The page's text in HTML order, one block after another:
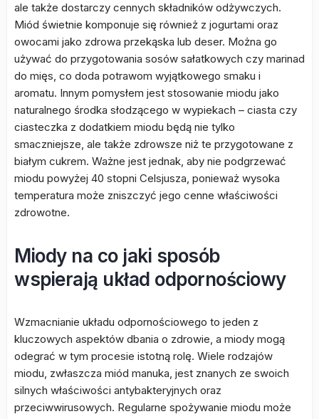
ale także dostarczy cennych składników odżywczych.
Miód świetnie komponuje się również z jogurtami oraz
owocami jako zdrowa przekąska lub deser. Można go
używać do przygotowania sosów sałatkowych czy marinad
do mięs, co doda potrawom wyjątkowego smaku i
aromatu. Innym pomysłem jest stosowanie miodu jako
naturalnego środka słodzącego w wypiekach – ciasta czy
ciasteczka z dodatkiem miodu będą nie tylko
smaczniejsze, ale także zdrowsze niż te przygotowane z
białym cukrem. Ważne jest jednak, aby nie podgrzewać
miodu powyżej 40 stopni Celsjusza, ponieważ wysoka
temperatura może zniszczyć jego cenne właściwości
zdrowotne.
Miody na co jaki sposób
wspierają układ odpornościowy
Wzmacnianie układu odpornościowego to jeden z
kluczowych aspektów dbania o zdrowie, a miody mogą
odegrać w tym procesie istotną rolę. Wiele rodzajów
miodu, zwłaszcza miód manuka, jest znanych ze swoich
silnych właściwości antybakteryjnych oraz
przeciwwirusowych. Regularne spożywanie miodu może